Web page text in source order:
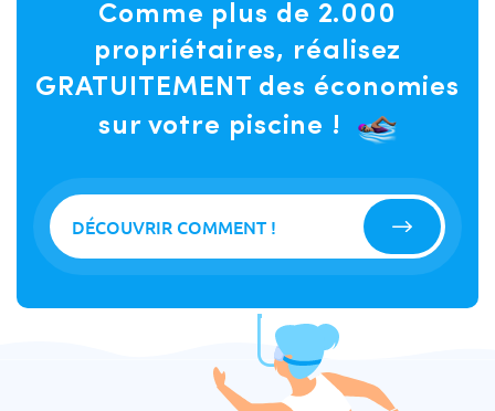
Comme plus de 2.000
propriétaires, réalisez
GRATUITEMENT des économies
sur votre piscine !
DÉCOUVRIR COMMENT !